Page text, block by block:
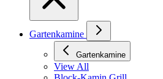
Gartenkamine
Gartenkamine
View All